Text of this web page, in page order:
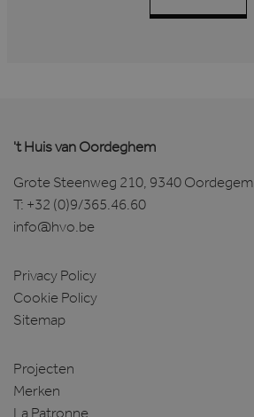
't Huis van Oordeghem
Grote Steenweg 210, 9340 Oordegem
T: +32 (0)9/365.46.60
info@hvo.be
Privacy Policy
Cookie Policy
Sitemap
Projecten
Merken